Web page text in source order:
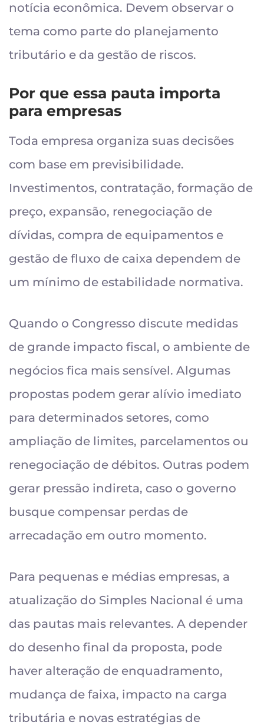
notícia econômica. Devem observar o
tema como parte do planejamento
tributário e da gestão de riscos.
Por que essa pauta importa
para empresas
Toda empresa organiza suas decisões
com base em previsibilidade.
Investimentos, contratação, formação de
preço, expansão, renegociação de
dívidas, compra de equipamentos e
gestão de fluxo de caixa dependem de
um mínimo de estabilidade normativa.
Quando o Congresso discute medidas
de grande impacto fiscal, o ambiente de
negócios fica mais sensível. Algumas
propostas podem gerar alívio imediato
para determinados setores, como
ampliação de limites, parcelamentos ou
renegociação de débitos. Outras podem
gerar pressão indireta, caso o governo
busque compensar perdas de
arrecadação em outro momento.
Para pequenas e médias empresas, a
atualização do Simples Nacional é uma
das pautas mais relevantes. A depender
do desenho final da proposta, pode
haver alteração de enquadramento,
mudança de faixa, impacto na carga
tributária e novas estratégias de